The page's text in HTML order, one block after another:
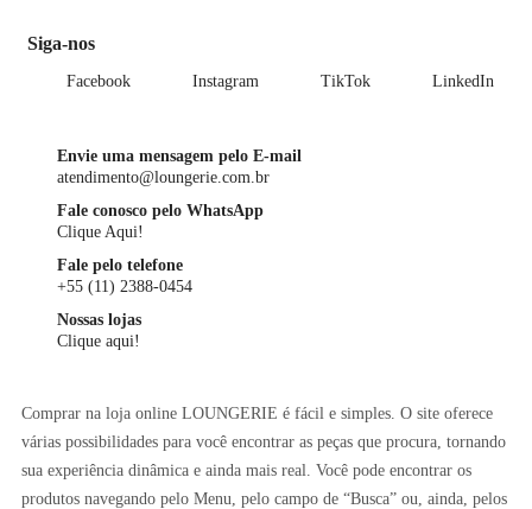
Siga-nos
Facebook Instagram TikTok LinkedIn
Envie uma mensagem pelo E-mail
atendimento@loungerie.com.br
Fale conosco pelo WhatsApp
Clique Aqui!
Fale pelo telefone
+55 (11) 2388-0454
Nossas lojas
Clique aqui!
Comprar na loja online LOUNGERIE é fácil e simples. O site oferece
várias possibilidades para você encontrar as peças que procura, tornando
sua experiência dinâmica e ainda mais real. Você pode encontrar os
produtos navegando pelo Menu, pelo campo de “Busca” ou, ainda, pelos